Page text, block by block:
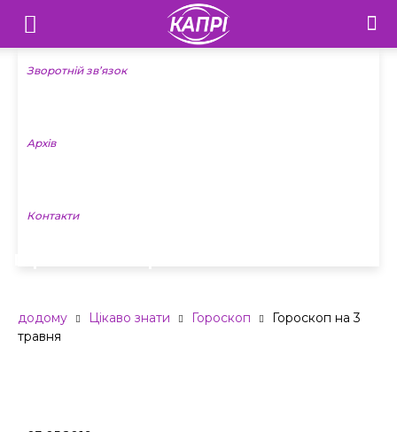
Телебачення
«Капрі»
Новини
Зворотній зв’язок
Архів
Контакти
додому Цікаво знати Гороскоп
Гороскоп на 3
травня